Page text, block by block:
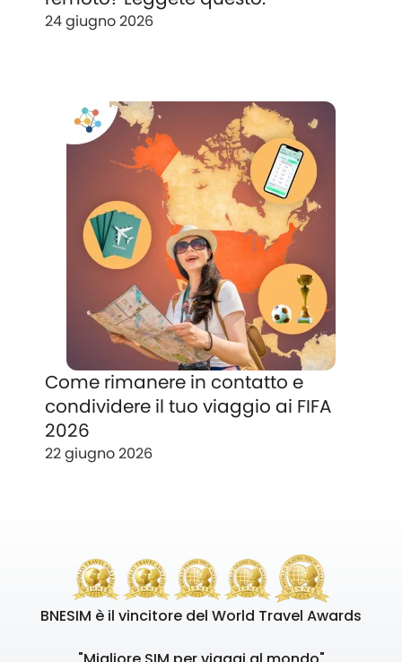
24 giugno 2026
Come rimanere in contatto e
condividere il tuo viaggio ai FIFA
2026
22 giugno 2026
BNESIM è il vincitore del World Travel Awards